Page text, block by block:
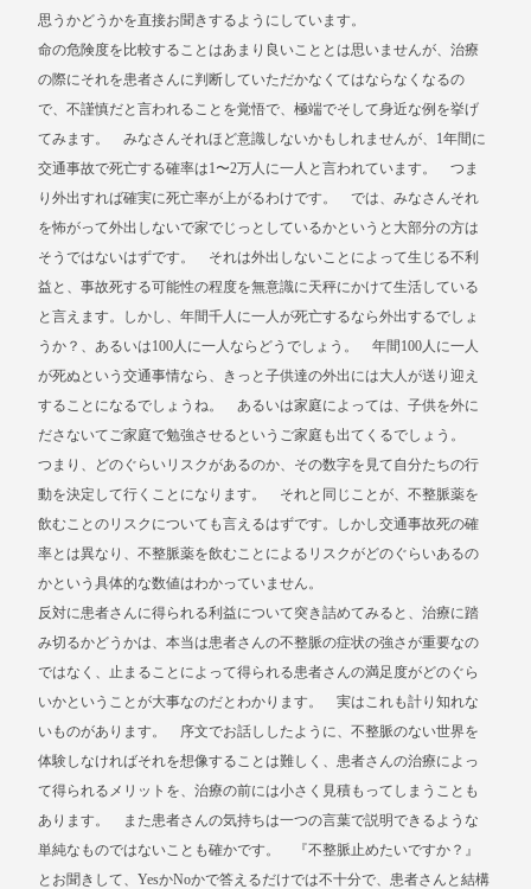
思うかどうかを直接お聞きするようにしています。
命の危険度を比較することはあまり良いこととは思いませんが、治療
の際にそれを患者さんに判断していただかなくてはならなくなるの
で、不謹慎だと言われることを覚悟で、極端でそして身近な例を挙げ
てみます。 みなさんそれほど意識しないかもしれませんが、1年間に
交通事故で死亡する確率は1〜2万人に一人と言われています。 つま
り外出すれば確実に死亡率が上がるわけです。 では、みなさんそれ
を怖がって外出しないで家でじっとしているかというと大部分の方は
そうではないはずです。 それは外出しないことによって生じる不利
益と、事故死する可能性の程度を無意識に天秤にかけて生活している
と言えます。しかし、年間千人に一人が死亡するなら外出するでしょ
うか？、あるいは100人に一人ならどうでしょう。 年間100人に一人
が死ぬという交通事情なら、きっと子供達の外出には大人が送り迎え
することになるでしょうね。 あるいは家庭によっては、子供を外に
ださないてご家庭で勉強させるというご家庭も出てくるでしょう。
つまり、どのぐらいリスクがあるのか、その数字を見て自分たちの行
動を決定して行くことになります。 それと同じことが、不整脈薬を
飲むことのリスクについても言えるはずです。しかし交通事故死の確
率とは異なり、不整脈薬を飲むことによるリスクがどのぐらいあるの
かという具体的な数値はわかっていません。
反対に患者さんに得られる利益について突き詰めてみると、治療に踏
み切るかどうかは、本当は患者さんの不整脈の症状の強さが重要なの
ではなく、止まることによって得られる患者さんの満足度がどのぐら
いかということが大事なのだとわかります。 実はこれも計り知れな
いものがあります。 序文でお話ししたように、不整脈のない世界を
体験しなければそれを想像することは難しく、患者さんの治療によっ
て得られるメリットを、治療の前には小さく見積もってしまうことも
あります。 また患者さんの気持ちは一つの言葉で説明できるような
単純なものではないことも確かです。 『不整脈止めたいですか？』
とお聞きして、YesかNoかで答えるだけでは不十分で、患者さんと結構